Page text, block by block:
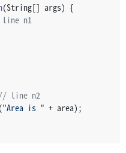
(String[] args) {
n1
// line n2
"Area is " + area);